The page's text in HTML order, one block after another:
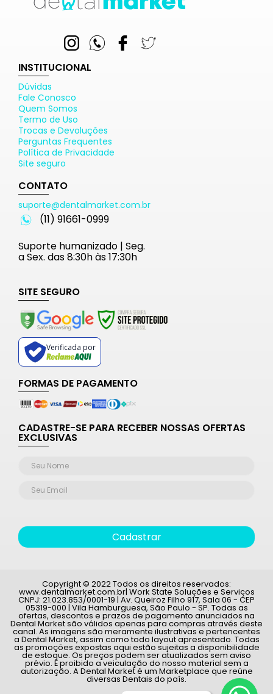
INSTITUCIONAL
Dúvidas
Fale Conosco
Quem Somos
Termo de Uso
Trocas e Devoluções
Perguntas Frequentes
Política de Privacidade
Site seguro
CONTATO
suporte@dentalmarket.com.br
(11) 91661-0999
Suporte humanizado | Seg.
a Sex. das 8:30h às 17:30h
SITE SEGURO
Verificada por
FORMAS DE PAGAMENTO
CADASTRE-SE PARA RECEBER NOSSAS OFERTAS
EXCLUSIVAS
Cadastrar
Copyright © 2022 Todos os direitos reservados:
www.dentalmarket.com.br| Work State Soluções e Serviços
CNPJ: 21.023.853/0001-19 | Av. Queiroz Filho 917, Sala 06 - CEP
05319-000 | Vila Hamburguesa, São Paulo - SP. Todas as
ofertas, descontos e prazos de pagamento anunciados na
Dental Market são válidos apenas para compras através deste
canal. As imagens são meramente ilustrativas e pertencentes
a Dental Market, assim como todo layout apresentado. Todas
as promoções expostas aqui estão sujeitas a disponibilidade
de estoque. Os preços podem ser atualizados sem aviso
prévio. É proibido a veiculação do nosso material sem a
autorização. A Dental Market é um Marketplace que reúne
diversas Dentais do país.